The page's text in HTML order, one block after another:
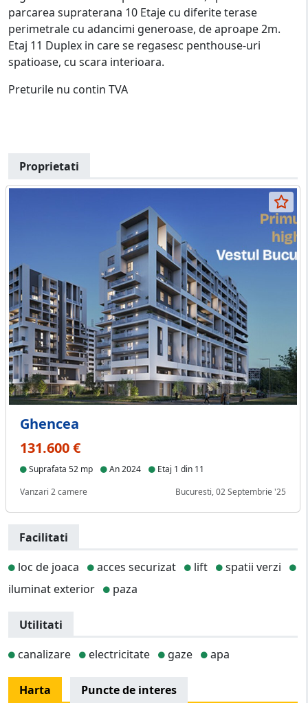
parcarea supraterana 10 Etaje cu diferite terase
perimetrale cu adancimi generoase, de aproape 2m.
Etaj 11 Duplex in care se regasesc penthouse-uri
spatioase, cu scara interioara.
Preturile nu contin TVA
Proprietati
Ghencea
131.600 €
Suprafata 52 mp An 2024
Etaj 1 din 11
Vanzari 2 camere
Bucuresti, 02 Septembrie '25
Facilitati
loc de joaca
acces securizat lift
spatii verzi
iluminat exterior
paza
Utilitati
canalizare
electricitate gaze apa
Harta Puncte de interes